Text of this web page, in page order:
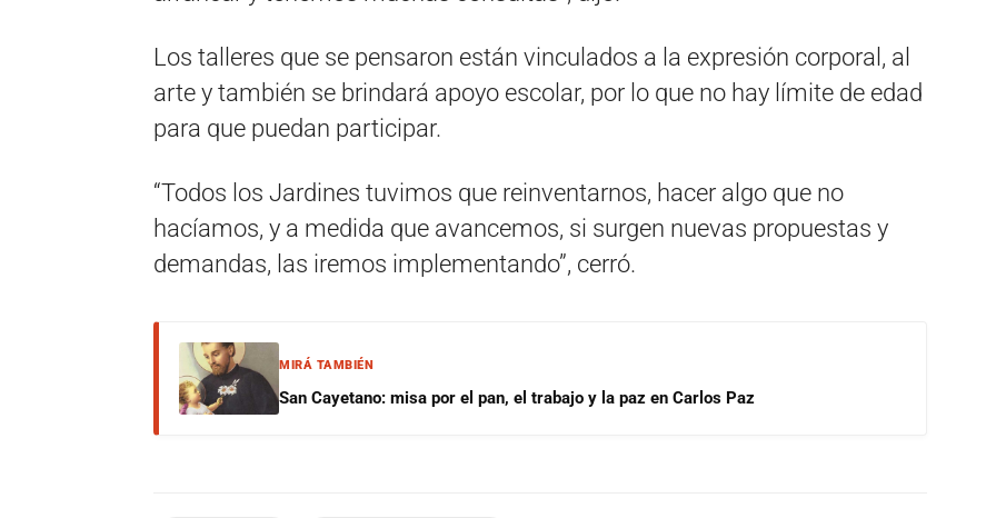
Los talleres que se pensaron están vinculados a la expresión corporal, al
arte y también se brindará apoyo escolar, por lo que no hay límite de edad
para que puedan participar.
“Todos los Jardines tuvimos que reinventarnos, hacer algo que no
hacíamos, y a medida que avancemos, si surgen nuevas propuestas y
demandas, las iremos implementando”, cerró.
MIRÁ TAMBIÉN
San Cayetano: misa por el pan, el trabajo y la paz en Carlos Paz